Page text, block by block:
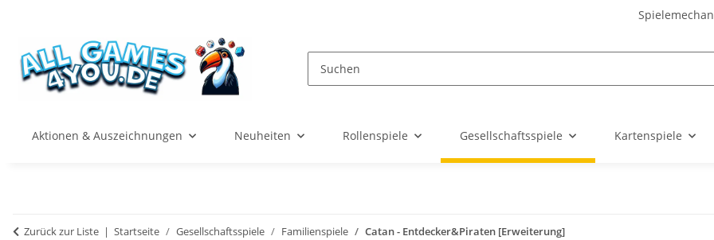
Aktionen & Auszeichnungen Neuheiten Rollenspiele Gesellschaftsspiele Kartenspiele
Zurück zur Liste Startseite Gesellschaftsspiele Familienspiele Catan - Entdecker&Piraten [Erweiterung]